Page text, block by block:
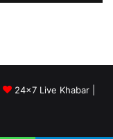
24x7 Live Khabar|